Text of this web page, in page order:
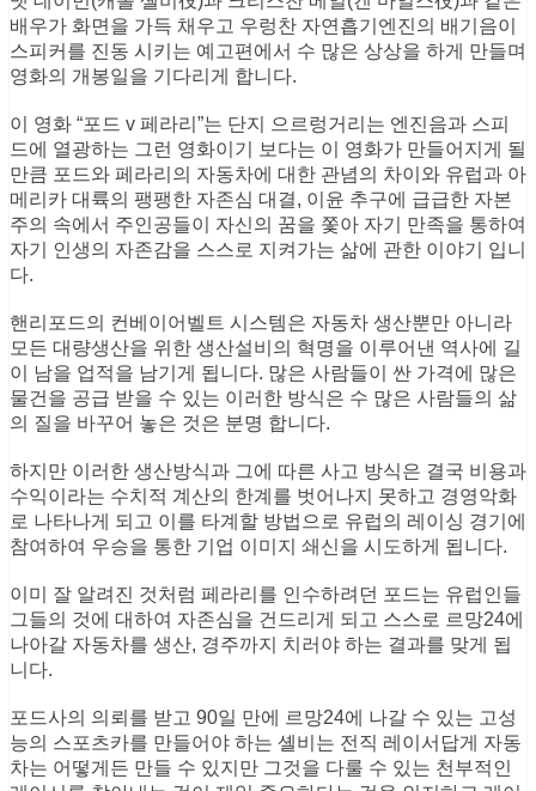
자기 인생의 자존감을 스스로 지켜가는 삶에 관한 이야기 입니
다.
핸리포드의 컨베이어벨트 시스템은 자동차 생산뿐만 아니라
이 남을 업적을 남기게 됩니다. 많은 사람들이 싼 가격에 많은
물건을 공급 받을 수 있는 이러한 방식은 수 많은 사람들의 삶
의 질을 바꾸어 놓은 것은 분명 합니다.
하지만 이러한 생산방식과 그에 따른 사고 방식은 결국 비용과
수익이라는 수치적 계산의 한계를 벗어나지 못하고 경영악화
로 나타나게 되고 이를 타계할 방법으로 유럽의 레이싱 경기에
이미 잘 알려진 것처럼 페라리를 인수하려던 포드는 유럽인들
그들의 것에 대하여 자존심을 건드리게 되고 스스로 르망24에
나아갈 자동차를 생산, 경주까지 치러야 하는 결과를 맞게 됩
니다.
포드사의 의뢰를 받고 90일 만에 르망24에 나갈 수 있는 고성
능의 스포츠카를 만들어야 하는 셸비는 전직 레이서답게 자동
차는 어떻게든 만들 수 있지만 그것을 다룰 수 있는 천부적인
레이서를 찾아내는 것이 제일 중요하다는 것을 인지하고 레이
생활고를 겪고 있던 ‘켄 마일스’를 설득하여 GT40의 최고 성능
을 이끌어 내기 위한 그들의 열정과 그 과정은 보는 관객으로
서 즐겁기만 한데요.
영화의 초반 장면부터 유럽과 미국의 여러가지 차이를 적나라
하게 보여 줍니다. 포드는 컨베이어벨트를 통하여 수 많은 작
업자들이 기계처럼 일을 하지만, 유럽의 치명적인 개성과 장인